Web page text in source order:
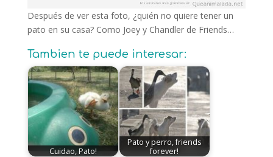
Después de ver esta foto, ¿quién no quiere tener un
pato en su casa? Como Joey y Chandler de Friends…
Tambien te puede interesar:
Cuidao, Pato!
Pato y perro, friends
forever!